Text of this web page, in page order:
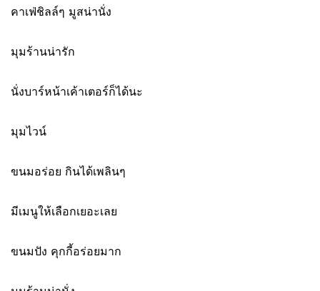
คาเฟ่ชิลล์ๆ มูสน่านั่ง
มุมร้านน่ารัก
นั่งบาร์หน้าเค้าเตอร์ก็ได้นะ
มุมไวน์
ขนมอร่อย กินได้เพลินๆ
มีเมนูให้เลือกเยอะเลย
ขนมปัง คุกกี้อร่อยมาก